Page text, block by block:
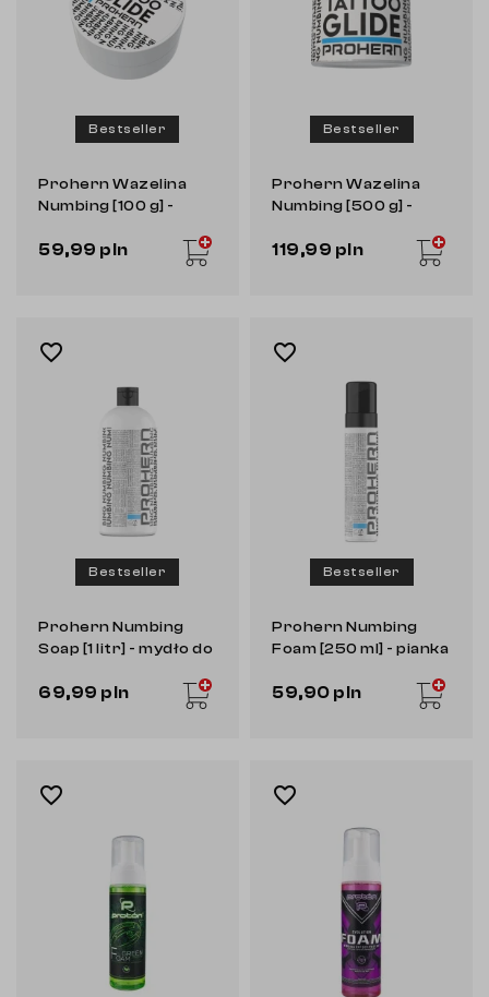
Bestseller
Prohern Wazelina
Numbing [100 g] -
59,99 pln
Bestseller
Prohern Wazelina
Numbing [500 g] -
119,99 pln
Bestseller
favorite_border
Prohern Numbing
Soap [1 litr] - mydło do
69,99 pln
Bestseller
favorite_border
Prohern Numbing
Foam [250 ml] - pianka
59,90 pln
favorite_border favorite_border